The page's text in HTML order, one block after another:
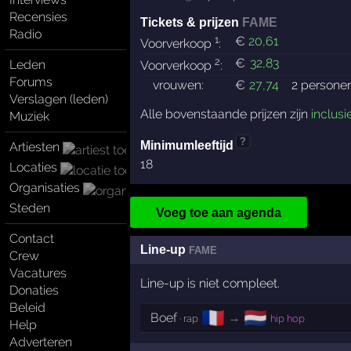
Recensies
Radio
Leden
Forums
Verslagen (leden)
Muziek
Artiesten
Locaties
Organisaties
Steden
Contact
Crew
Vacatures
Donaties
Beleid
Help
Adverteren
Tickets & prijzen FAME
Voorverkoop 1: € 20,61
Voorverkoop 2: € 32,83
vrouwen:
€ 27,74
2
Alle bovenstaande prijzen zijn
Minimumleeftijd ?
18
Voeg toe aan agenda
Line-up FAME
Line-up is niet compleet.
Boef· rap 🇫🇷 → 🇳🇱 hip hop